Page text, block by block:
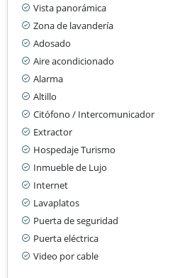
Vista panorámica
Zona de lavandería
Adosado
Aire acondicionado
Alarma
Altillo
Citófono / Intercomunicador
Extractor
Hospedaje Turismo
Inmueble de Lujo
Internet
Lavaplatos
Puerta de seguridad
Puerta eléctrica
Video por cable